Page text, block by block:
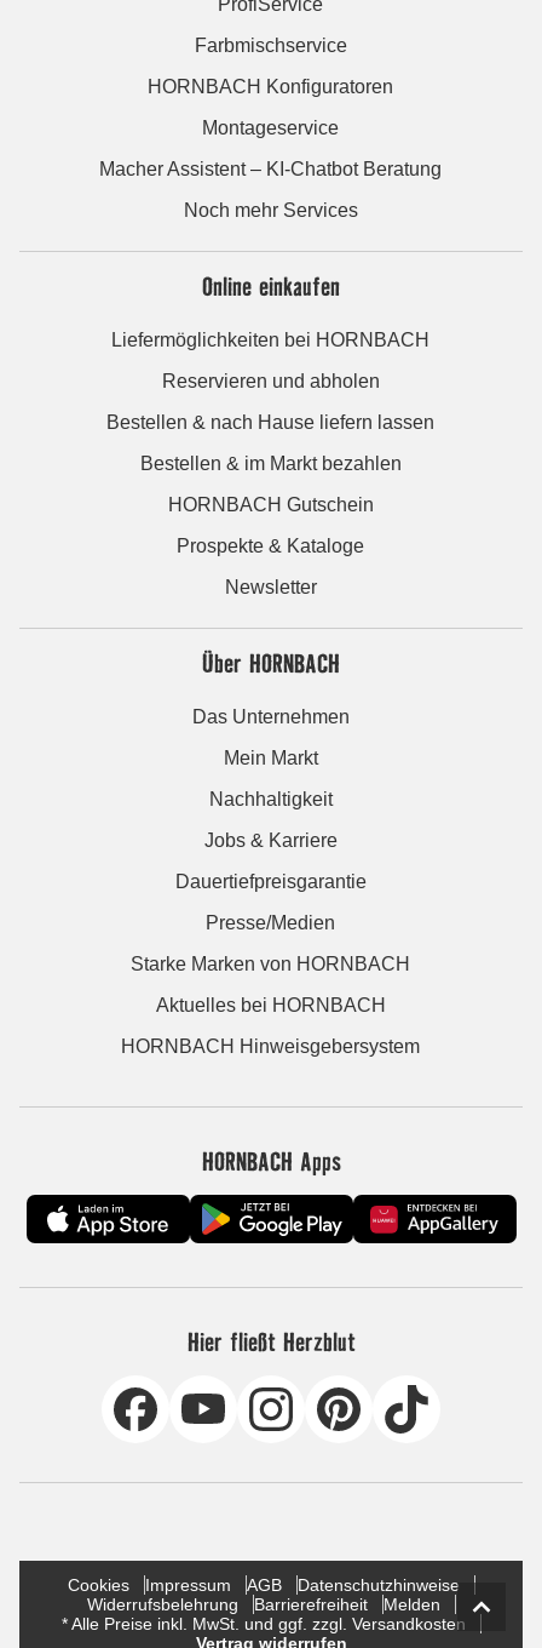
ProfiService
Farbmischservice
HORNBACH Konfiguratoren
Montageservice
Macher Assistent – KI-Chatbot Beratung
Noch mehr Services
Online einkaufen
Liefermöglichkeiten bei HORNBACH
Reservieren und abholen
Bestellen & nach Hause liefern lassen
Bestellen & im Markt bezahlen
HORNBACH Gutschein
Prospekte & Kataloge
Newsletter
Über HORNBACH
Das Unternehmen
Mein Markt
Nachhaltigkeit
Jobs & Karriere
Dauertiefpreisgarantie
Presse/Medien
Starke Marken von HORNBACH
Aktuelles bei HORNBACH
HORNBACH Hinweisgebersystem
HORNBACH Apps
Hier fließt Herzblut
Cookies Impressum AGB
Datenschutzhinweise
Widerrufsbelehrung
Barrierefreiheit
Melden
* Alle Preise inkl. MwSt. und ggf. zzgl. Versandkosten
Vertrag widerrufen